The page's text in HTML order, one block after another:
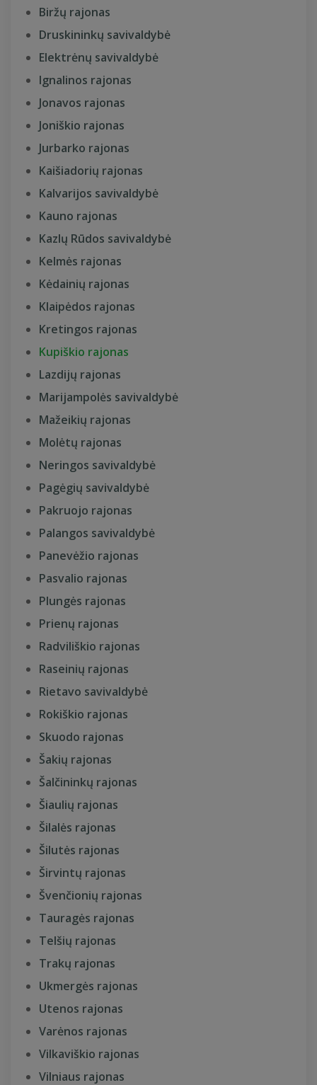
Biržų rajonas
Druskininkų savivaldybė
Elektrėnų savivaldybė
Ignalinos rajonas
Jonavos rajonas
Joniškio rajonas
Jurbarko rajonas
Kaišiadorių rajonas
Kalvarijos savivaldybė
Kauno rajonas
Kazlų Rūdos savivaldybė
Kelmės rajonas
Kėdainių rajonas
Klaipėdos rajonas
Kretingos rajonas
Kupiškio rajonas
Lazdijų rajonas
Marijampolės savivaldybė
Mažeikių rajonas
Molėtų rajonas
Neringos savivaldybė
Pagėgių savivaldybė
Pakruojo rajonas
Palangos savivaldybė
Panevėžio rajonas
Pasvalio rajonas
Plungės rajonas
Prienų rajonas
Radviliškio rajonas
Raseinių rajonas
Rietavo savivaldybė
Rokiškio rajonas
Skuodo rajonas
Šakių rajonas
Šalčininkų rajonas
Šiaulių rajonas
Šilalės rajonas
Šilutės rajonas
Širvintų rajonas
Švenčionių rajonas
Tauragės rajonas
Telšių rajonas
Trakų rajonas
Ukmergės rajonas
Utenos rajonas
Varėnos rajonas
Vilkaviškio rajonas
Vilniaus rajonas